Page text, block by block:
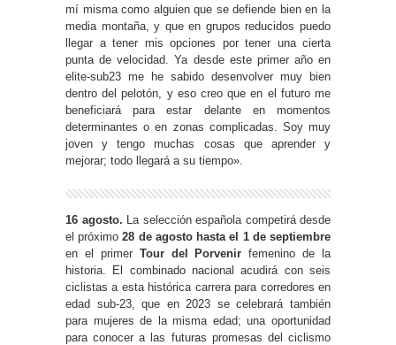
mí misma como alguien que se defiende bien en la
media montaña, y que en grupos reducidos puedo
llegar a tener mis opciones por tener una cierta
punta de velocidad. Ya desde este primer año en
elite-sub23 me he sabido desenvolver muy bien
dentro del pelotón, y eso creo que en el futuro me
beneficiará para estar delante en momentos
determinantes o en zonas complicadas. Soy muy
joven y tengo muchas cosas que aprender y
mejorar; todo llegará a su tiempo».
16 agosto. La selección española competirá desde
el próximo28 de agosto hasta el 1 de septiembre
en el primer Tour del Porvenir femenino de la
historia. El combinado nacional acudirá con seis
ciclistas a esta histórica carrera para corredores en
edad sub-23, que en 2023 se celebrará también
para mujeres de la misma edad; una oportunidad
para conocer a las futuras promesas del ciclismo